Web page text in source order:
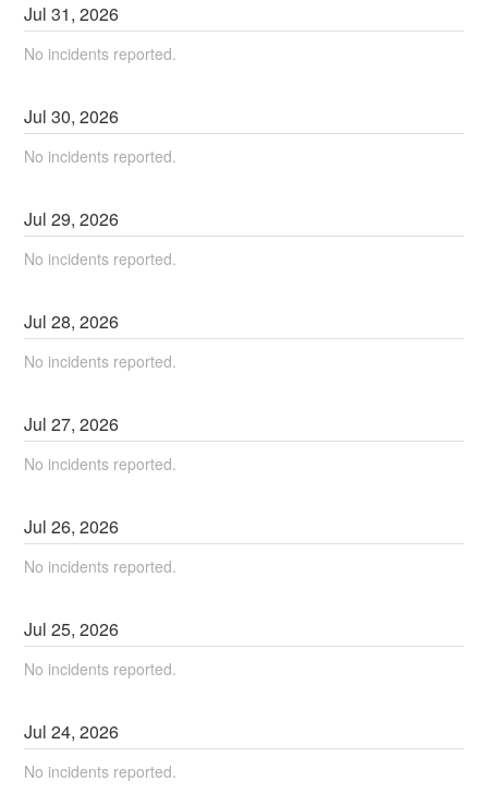
Jul31,2026
No incidents reported.
Jul30,2026
No incidents reported.
Jul29,2026
No incidents reported.
Jul28,2026
No incidents reported.
Jul27,2026
No incidents reported.
Jul26,2026
No incidents reported.
Jul25,2026
No incidents reported.
Jul24,2026
No incidents reported.